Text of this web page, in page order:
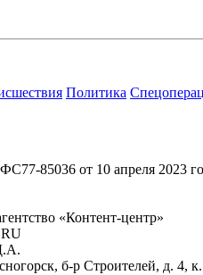
Политика
85036 от 10 апреля 2023
«Контент-центр»
б-р Строителей, д. 4,